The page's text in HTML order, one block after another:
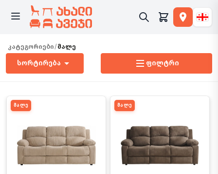
კატეგორიები/მალე
ფილტრი
სორტირება
მალე მალე